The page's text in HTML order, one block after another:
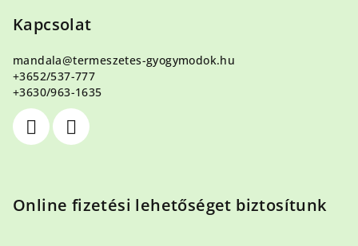
Kapcsolat
mandala@termeszetes-gyogymodok.hu
+3652/537-777
+3630/963-1635
Online fizetési lehetőséget biztosítunk